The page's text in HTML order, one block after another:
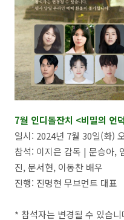
7월 인디돌잔치 <비밀의 언
일시: 2024년 7월 30일(화)
참석: 이지은 감독 | 문승아,
진, 문서현, 이동찬 배우
진행: 진명현 무브먼트 대표
* 참석자는 변경될 수 있습니